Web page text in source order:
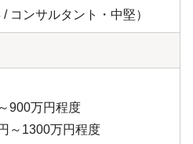
コンサルタント・中堅）
900万円程度
～1300万円程度